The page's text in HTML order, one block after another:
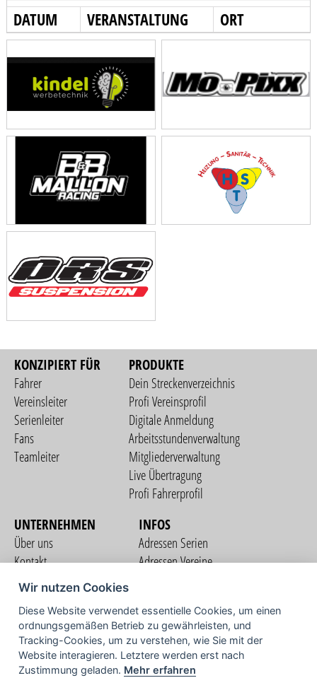
DATUM VERANSTALTUNG ORT
KONZIPIERT FÜR
Fahrer
Vereinsleiter
Serienleiter
Fans
Teamleiter
PRODUKTE
Dein Streckenverzeichnis
Profi Vereinsprofil
Digitale Anmeldung
Arbeitsstundenverwaltung
Mitgliederverwaltung
Live Übertragung
Profi Fahrerprofil
UNTERNEHMEN
Über uns
Kontakt
Nutzungsbedingungen
Datenschutzerklärung
Impressum
INFOS
Adressen Serien
Adressen Vereine
COMMUNITY
Wir nutzen Cookies
Diese Website verwendet essentielle Cookies, um einen
ordnungsgemäßen Betrieb zu gewährleisten, und
Tracking-Cookies, um zu verstehen, wie Sie mit der
Website interagieren. Letztere werden erst nach
Zustimmung geladen. Mehr erfahren